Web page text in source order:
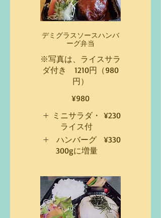
デミグラスソースハンバ
ーグ弁当
※写真は、ライスサラ
ダ付き 1210円（980
円）
¥980
ミニサラダ・
ライス付
¥230
ハンバーグ
300gに増量
¥330